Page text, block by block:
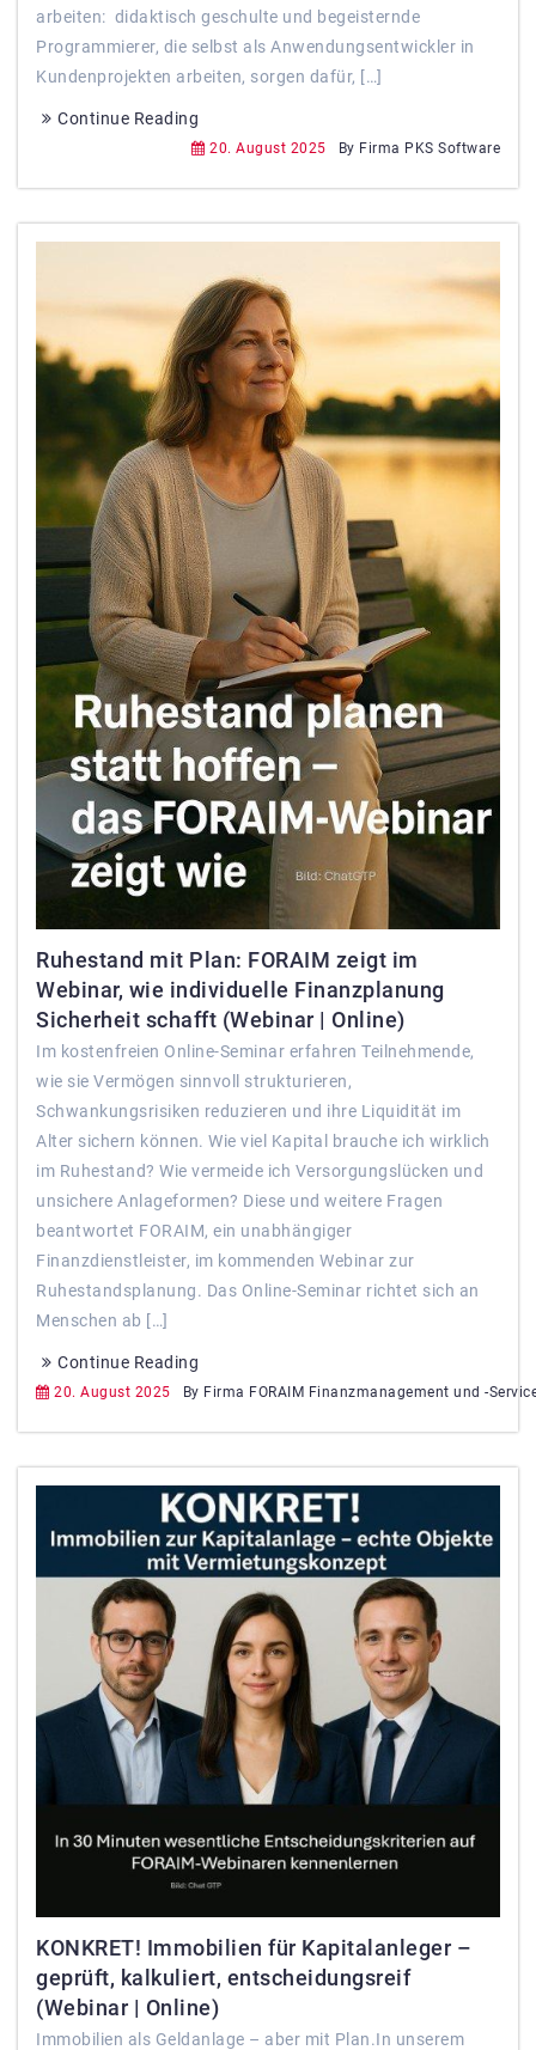
arbeiten: didaktisch geschulte und begeisternde
Programmierer, die selbst als Anwendungsentwickler in
Kundenprojekten arbeiten, sorgen dafür, […]
Continue Reading
20. August 2025 By Firma PKS Software
Ruhestand mit Plan: FORAIM zeigt im
Webinar, wie individuelle Finanzplanung
Sicherheit schafft (Webinar | Online)
Im kostenfreien Online-Seminar erfahren Teilnehmende,
wie sie Vermögen sinnvoll strukturieren,
Schwankungsrisiken reduzieren und ihre Liquidität im
Alter sichern können. Wie viel Kapital brauche ich wirklich
im Ruhestand? Wie vermeide ich Versorgungslücken und
unsichere Anlageformen? Diese und weitere Fragen
beantwortet FORAIM, ein unabhängiger
Finanzdienstleister, im kommenden Webinar zur
Ruhestandsplanung. Das Online-Seminar richtet sich an
Menschen ab […]
Continue Reading
20. August 2025 By Firma FORAIM Finanzmanagement und -
KONKRET! Immobilien für Kapitalanleger –
geprüft, kalkuliert, entscheidungsreif
(Webinar | Online)
Immobilien als Geldanlage – aber mit Plan.In unserem